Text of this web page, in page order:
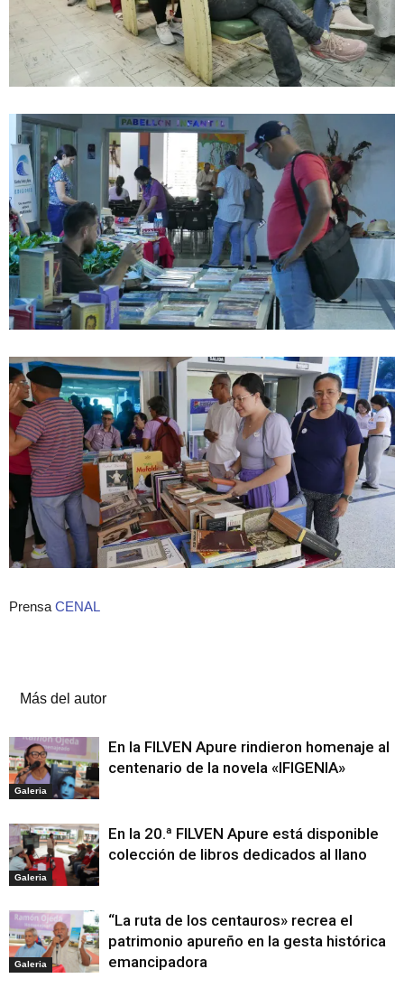
Prensa CENAL
Más del autor
Galeria
En la FILVEN Apure rindieron homenaje al
centenario de la novela «IFIGENIA»
Galeria
En la 20.ª FILVEN Apure está disponible
colección de libros dedicados al llano
Galeria
“La ruta de los centauros» recrea el
patrimonio apureño en la gesta histórica
emancipadora